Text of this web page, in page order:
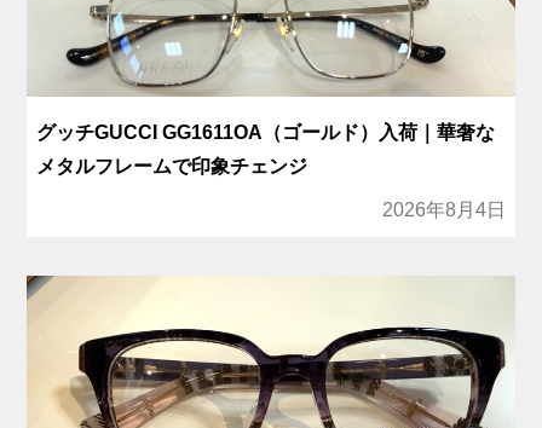
グッチGUCCI GG1611OA（ゴールド）入荷｜華奢な
メタルフレームで印象チェンジ
2026年8月4日